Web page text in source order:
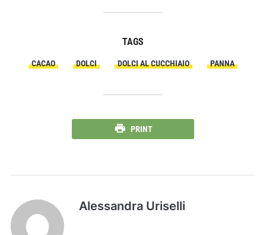
TAGS
CACAO DOLCI DOLCI AL CUCCHIAIO PANNA
PRINT
Alessandra Uriselli